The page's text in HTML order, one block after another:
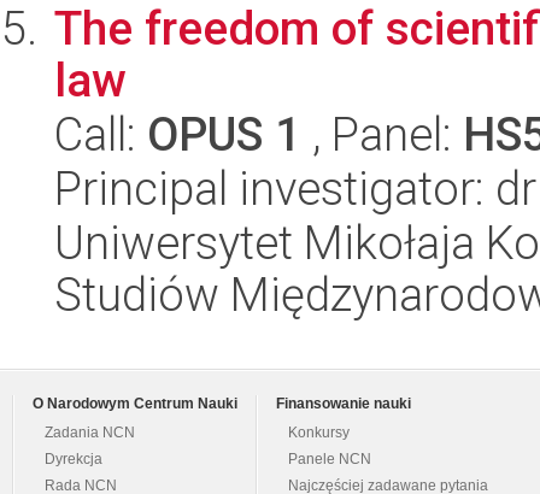
The freedom of
law
Call: OPUS 1 , Panel:
Principal investigator:
Uniwersytet Mikołaja
Studiów
O Narodowym Centrum Nauki
Zadania NCN
Dyrekcja
Rada NCN
Finansowanie nauki
Konkursy
Panele NCN
Najczęściej zadawane pytania